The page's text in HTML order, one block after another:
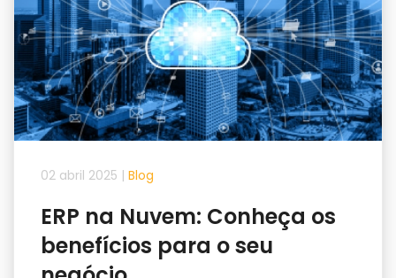
02 abril 2025 | Blog
ERP na Nuvem: Conheça os
benefícios para o seu